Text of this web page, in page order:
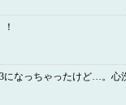
になっちゃったけど…。心